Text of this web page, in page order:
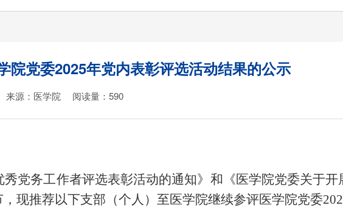
院党委2025年党内表彰评选活动结果的公示
来源：医学院 阅读量： 590
秀党务工作者评选表彰活动的通知》和《医学院党委关于开
现推荐以下支部（个人） 至医学院继续参评医学院党委